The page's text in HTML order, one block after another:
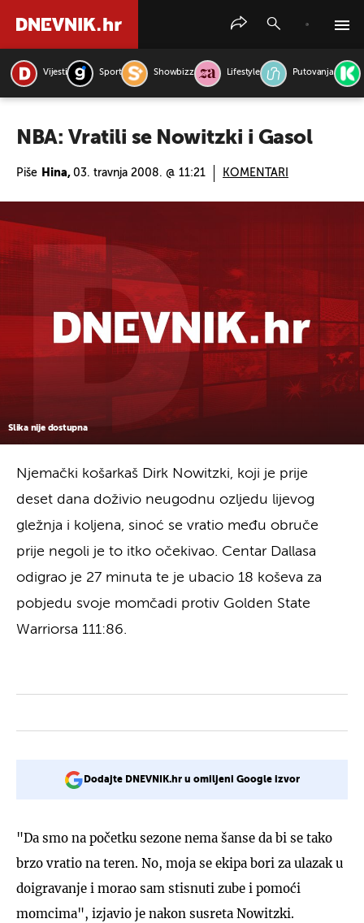
Vijesti Sport Showbizz Lifestyle Putovanja
NBA: Vratili se Nowitzki i Gasol
Piše Hina, 03. travnja 2008. @ 11:21 KOMENTARI
Slika nije dostupna
Njemački košarkaš Dirk Nowitzki, koji je prije
deset dana doživio neugodnu ozljedu lijevog
gležnja i koljena, sinoć se vratio među obruče
prije negoli je to itko očekivao. Centar Dallasa
odigrao je 27 minuta te je ubacio 18 koševa za
pobjedu svoje momčadi protiv Golden State
Warriorsa 111:86.
Dodajte DNEVNIK.hr u omiljeni Google izvor
"Da smo na početku sezone nema šanse da bi se tako
brzo vratio na teren. No, moja se ekipa bori za ulazak u
doigravanje i morao sam stisnuti zube i pomoći
momcima", izjavio je nakon susreta Nowitzki.
PRETRAŽITE VIJESTI